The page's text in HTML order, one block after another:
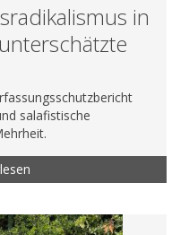
in
salafistische